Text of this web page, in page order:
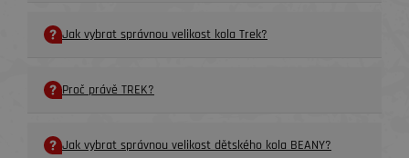
Jak vybrat správnou velikost kola Trek?
Proč právě TREK?
Jak vybrat správnou velikost dětského kola BEANY?